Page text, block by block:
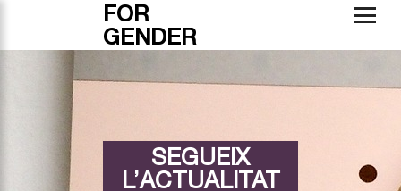
FOR
GENDER
SEGUEIX
L’ACTUALITAT